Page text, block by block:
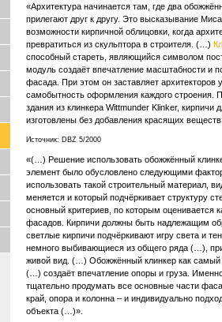
«Архитектура начинается там, где два
прилегают друг к другу. Это высказывание
возможности кирпичной облицовки, когда
превратиться из скульптора в строителя. (…)
способный стареть, являющийся символом
модуль создаёт впечатление масштабности и
фасада. При этом он заставляет архитекторов
самобытность оформления каждого строения.
здания из клинкера Wittmunder Klinker, кирпичи
изготовлены без добавления красящих
Источник: DBZ 5/2000
«(…) Решение использовать обожжённый
элемент было обусловлено следующими
использовать такой строительный материал,
меняется и который подчёркивает структуру
основный критериев, по которым оценивается
фасадов. Кирпичи должны быть надлежащим
светлые кирпичи подчёркивают игру света и
немного выбивающиеся из общего ряда (…),
живой вид. (…) Обожжённый клинкер как
(…) создаёт впечатление опоры и груза.
тщательно продумать все основные части
край, опора и колонна – и индивидуально
объекта (…)».